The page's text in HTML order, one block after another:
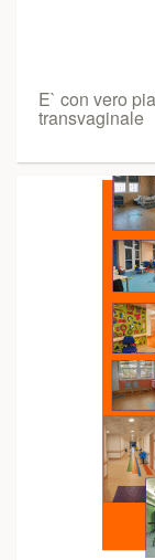
E` con vero
transvaginale